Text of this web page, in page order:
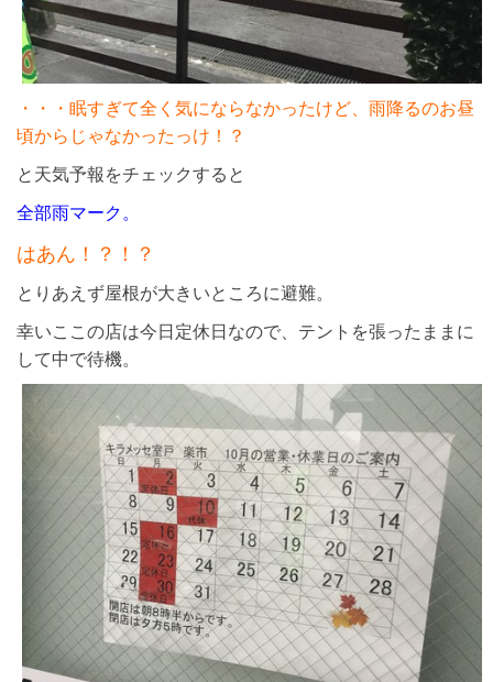
・・・眠すぎて全く気にならなかったけど、雨降るのお昼
頃からじゃなかったっけ！？
と天気予報をチェックすると
全部雨マーク。
はあん！？！？
とりあえず屋根が大きいところに避難。
幸いここの店は今日定休日なので、テントを張ったままに
して中で待機。